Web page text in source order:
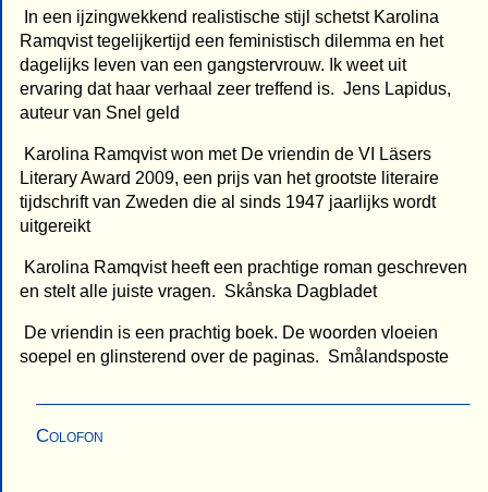
 In een ijzingwekkend realistische stijl schetst Karolina
Ramqvist tegelijkertijd een feministisch dilemma en het
dagelijks leven van een gangstervrouw. Ik weet uit
ervaring dat haar verhaal zeer treffend is.  Jens Lapidus,
auteur van Snel geld
 Karolina Ramqvist won met De vriendin de VI Läsers
Literary Award 2009, een prijs van het grootste literaire
tijdschrift van Zweden die al sinds 1947 jaarlijks wordt
uitgereikt
 Karolina Ramqvist heeft een prachtige roman geschreven
en stelt alle juiste vragen.  Skånska Dagbladet
 De vriendin is een prachtig boek. De woorden vloeien
soepel en glinsterend over de paginas.  Smålandsposte
Colofon